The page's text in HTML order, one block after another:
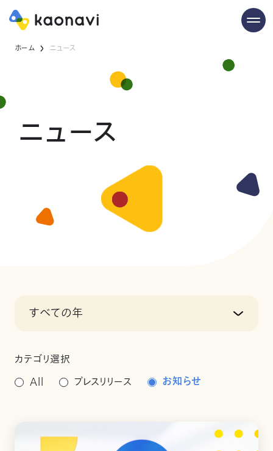
ホーム ニュース
ニュース
すべての年
カテゴリ選択
All
プレスリリース お知らせ